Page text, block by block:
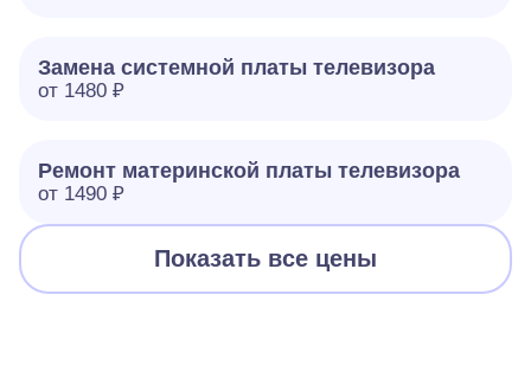
Замена системной платы телевизора
от 1480 ₽
Ремонт материнской платы телевизора
от 1490 ₽
Показать все цены